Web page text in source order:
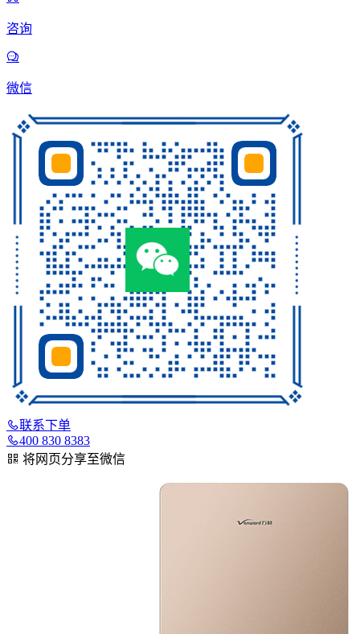
咨询
微信
联系下单
400 830 8383
将网页分享至微信